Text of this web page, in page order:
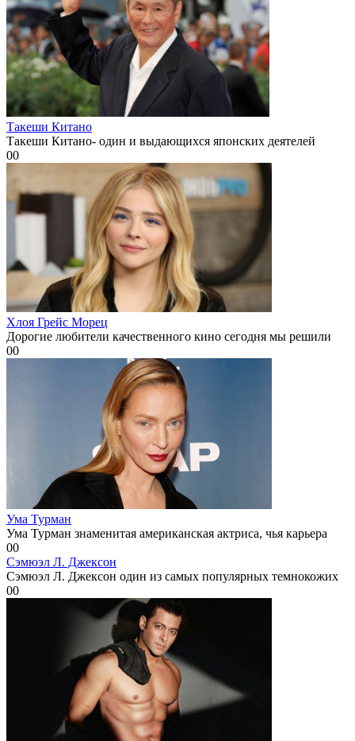
Такеши Китано
Такеши Китано- один и выдающихся японских деятелей
00
Хлоя Грейс Морец
Дорогие любители качественного кино сегодня мы решили
00
Ума Турман
Ума Турман знаменитая американская актриса, чья карьера
00
Сэмюэл Л. Джексон
Сэмюэл Л. Джексон один из самых популярных темнокожих
00